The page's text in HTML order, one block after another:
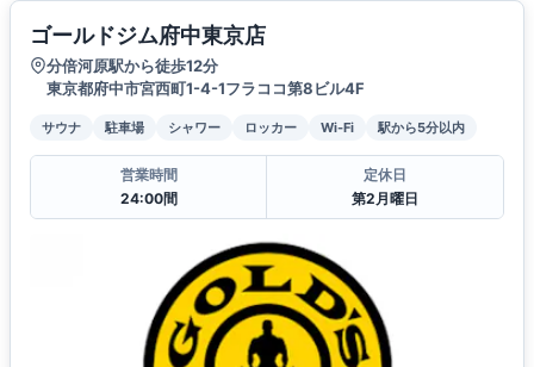
ゴールドジム府中東京店
分倍河原駅から徒歩12分
東京都府中市宮西町1-4-1フラココ第8ビル4F
サウナ 駐車場 シャワー ロッカー Wi-Fi 駅から5分以内
営業時間
24:00間
定休日
第2月曜日